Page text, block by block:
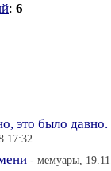
: 6
это было
17:32
- мемуары,